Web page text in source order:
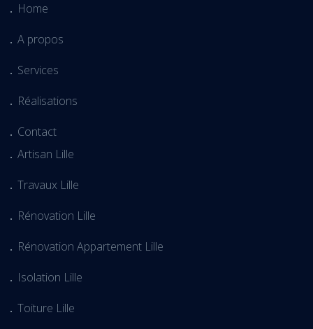
Home
A propos
Services
Réalisations
Contact
Artisan Lille
Travaux Lille
Rénovation Lille
Rénovation Appartement Lille
Isolation Lille
Toiture Lille